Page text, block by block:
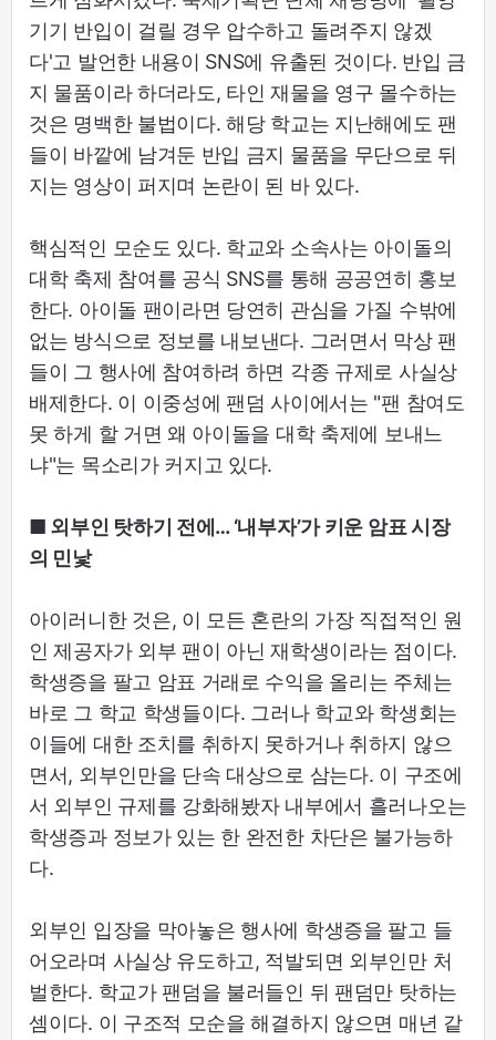
기기 반입이 걸릴 경우 압수하고 돌려주지 않겠
다'고 발언한 내용이 SNS에 유출된 것이다. 반입 금
지 물품이라 하더라도, 타인 재물을 영구 몰수하는
것은 명백한 불법이다. 해당 학교는 지난해에도 팬
들이 바깥에 남겨둔 반입 금지 물품을 무단으로 뒤
지는 영상이 퍼지며 논란이 된 바 있다.
핵심적인 모순도 있다. 학교와 소속사는 아이돌의
대학 축제 참여를 공식 SNS를 통해 공공연히 홍보
한다. 아이돌 팬이라면 당연히 관심을 가질 수밖에
없는 방식으로 정보를 내보낸다. 그러면서 막상 팬
들이 그 행사에 참여하려 하면 각종 규제로 사실상
배제한다. 이 이중성에 팬덤 사이에서는 "팬 참여도
못 하게 할 거면 왜 아이돌을 대학 축제에 보내느
냐"는 목소리가 커지고 있다.
■ 외부인 탓하기 전에… ‘내부자’가 키운 암표 시장
의 민낯
아이러니한 것은, 이 모든 혼란의 가장 직접적인 원
인 제공자가 외부 팬이 아닌 재학생이라는 점이다.
학생증을 팔고 암표 거래로 수익을 올리는 주체는
바로 그 학교 학생들이다. 그러나 학교와 학생회는
이들에 대한 조치를 취하지 못하거나 취하지 않으
면서, 외부인만을 단속 대상으로 삼는다. 이 구조에
서 외부인 규제를 강화해봤자 내부에서 흘러나오는
학생증과 정보가 있는 한 완전한 차단은 불가능하
다.
외부인 입장을 막아놓은 행사에 학생증을 팔고 들
어오라며 사실상 유도하고, 적발되면 외부인만 처
벌한다. 학교가 팬덤을 불러들인 뒤 팬덤만 탓하는
셈이다. 이 구조적 모순을 해결하지 않으면 매년 같